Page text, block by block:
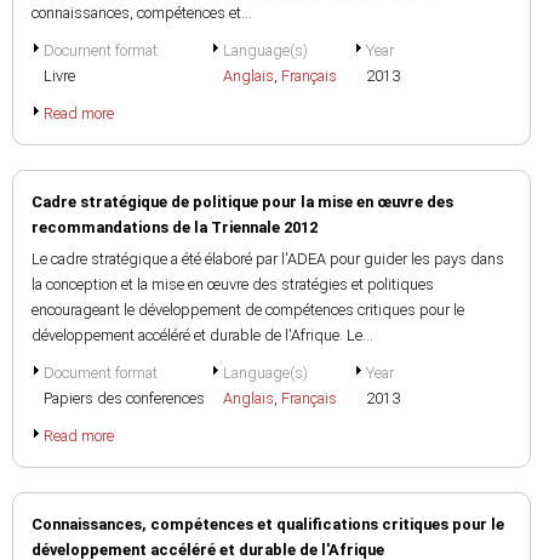
connaissances, compétences et...
Document format
Livre
Language(s)
Anglais Français
Year
2013
Read more
Cadre stratégique de politique pour la mise en œuvre des
recommandations de la Triennale 2012
Le cadre stratégique a été élaboré par l'ADEA pour guider les pays dans
la conception et la mise en œuvre des stratégies et politiques
encourageant le développement de compétences critiques pour le
développement accéléré et durable de l'Afrique. Le...
Document format
Papiers des conferences
Language(s)
Anglais Français
Year
2013
Read more
Connaissances, compétences et qualifications critiques pour le
développement accéléré et durable de l'Afrique